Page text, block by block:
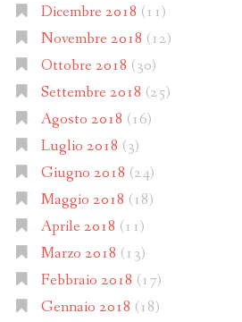
Dicembre 2018 (11)
Novembre 2018 (12)
Ottobre 2018 (30)
Settembre 2018 (25)
Agosto 2018 (16)
Luglio 2018 (3)
Giugno 2018 (24)
Maggio 2018 (18)
Aprile 2018 (11)
Marzo 2018 (13)
Febbraio 2018 (17)
Gennaio 2018 (18)